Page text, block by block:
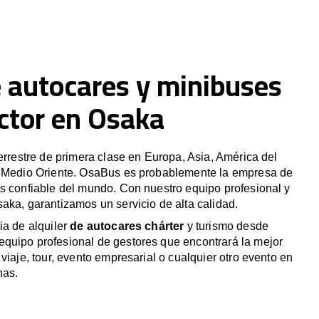
y minibuses
en Osaka
de primera clase en Europa, Asia, América del
Oriente. OsaBus es probablemente la empresa de
confiable del mundo. Con nuestro equipo profesional y
garantizamos un servicio de alta calidad.
de alquilerde autocares chárter y turismo desde
profesional de gestores que encontrará la mejor
tour, evento empresarial o cualquier otro evento en